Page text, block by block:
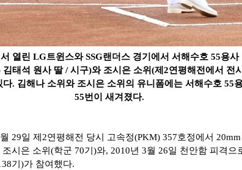
열린 LG트윈스와 SSG랜더스 경기에서 서해수호 55용사
태석 원사 딸 / 시구)와 조시은 소위(제2연평해전에서 전
다. 김해나 소위와 조시은 소위의 유니폼에는 서해수호 55
55번이 새겨졌다.
월 29일 제 2연평해전 당시 고속정(PKM) 357호정에서 20mm
시은 소위 (학군 70기 )와, 2010년 3월 26일 천안함 피격으
기 )가 참여했다.